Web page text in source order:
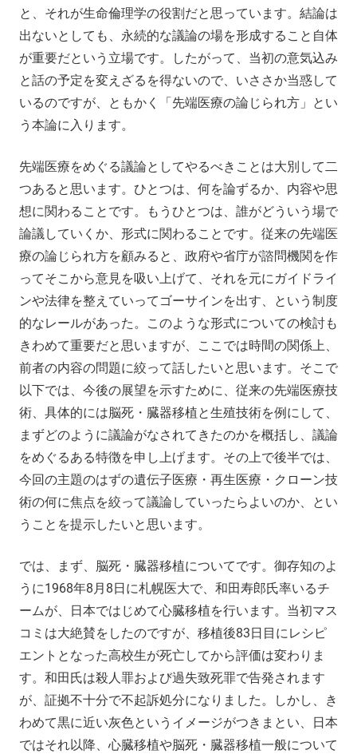
と、それが生命倫理学の役割だと思っています。結論は
出ないとしても、永続的な議論の場を形成すること自体
が重要だという立場です。したがって、当初の意気込み
と話の予定を変えざるを得ないので、いささか当惑して
いるのですが、ともかく「先端医療の論じられ方」とい
う本論に入ります。
先端医療をめぐる議論としてやるべきことは大別して二
つあると思います。ひとつは、何を論ずるか、内容や思
想に関わることです。もうひとつは、誰がどういう場で
論議していくか、形式に関わることです。従来の先端医
療の論じられ方を顧みると、政府や省庁が諮問機関を作
ってそこから意見を吸い上げて、それを元にガイドライ
ンや法律を整えていってゴーサインを出す、という制度
的なレールがあった。このような形式についての検討も
きわめて重要だと思いますが、ここでは時間の関係上、
前者の内容の問題に絞って話したいと思います。そこで
以下では、今後の展望を示すために、従来の先端医療技
術、具体的には脳死・臓器移植と生殖技術を例にして、
まずどのように議論がなされてきたのかを概括し、議論
をめぐるある特徴を申し上げます。その上で後半では、
今回の主題のはずの遺伝子医療・再生医療・クローン技
術の何に焦点を絞って議論していったらよいのか、とい
うことを提示したいと思います。
では、まず、脳死・臓器移植についてです。御存知のよ
うに1968年8月8日に札幌医大で、和田寿郎氏率いるチ
ームが、日本ではじめて心臓移植を行います。当初マス
コミは大絶賛をしたのですが、移植後83日目にレシピ
エントとなった高校生が死亡してから評価は変わりま
す。和田氏は殺人罪および過失致死罪で告発されます
が、証拠不十分で不起訴処分になりました。しかし、き
わめて黒に近い灰色というイメージがつきまとい、日本
ではそれ以降、心臓移植や脳死・臓器移植一般について